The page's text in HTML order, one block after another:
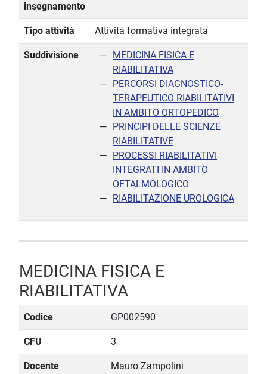
insegnamento
Tipo attività Attività formativa integrata
Suddivisione
MEDICINA FISICA E
RIABILITATIVA
PERCORSI DIAGNOSTICO-
TERAPEUTICO RIABILITATIVI
IN AMBITO ORTOPEDICO
PRINCIPI DELLE SCIENZE
RIABILITATIVE
PROCESSI RIABILITATIVI
INTEGRATI IN AMBITO
OFTALMOLOGICO
RIABILITAZIONE UROLOGICA
MEDICINA FISICA E
RIABILITATIVA
Codice GP002590
CFU 3
Docente
Mauro Zampolini